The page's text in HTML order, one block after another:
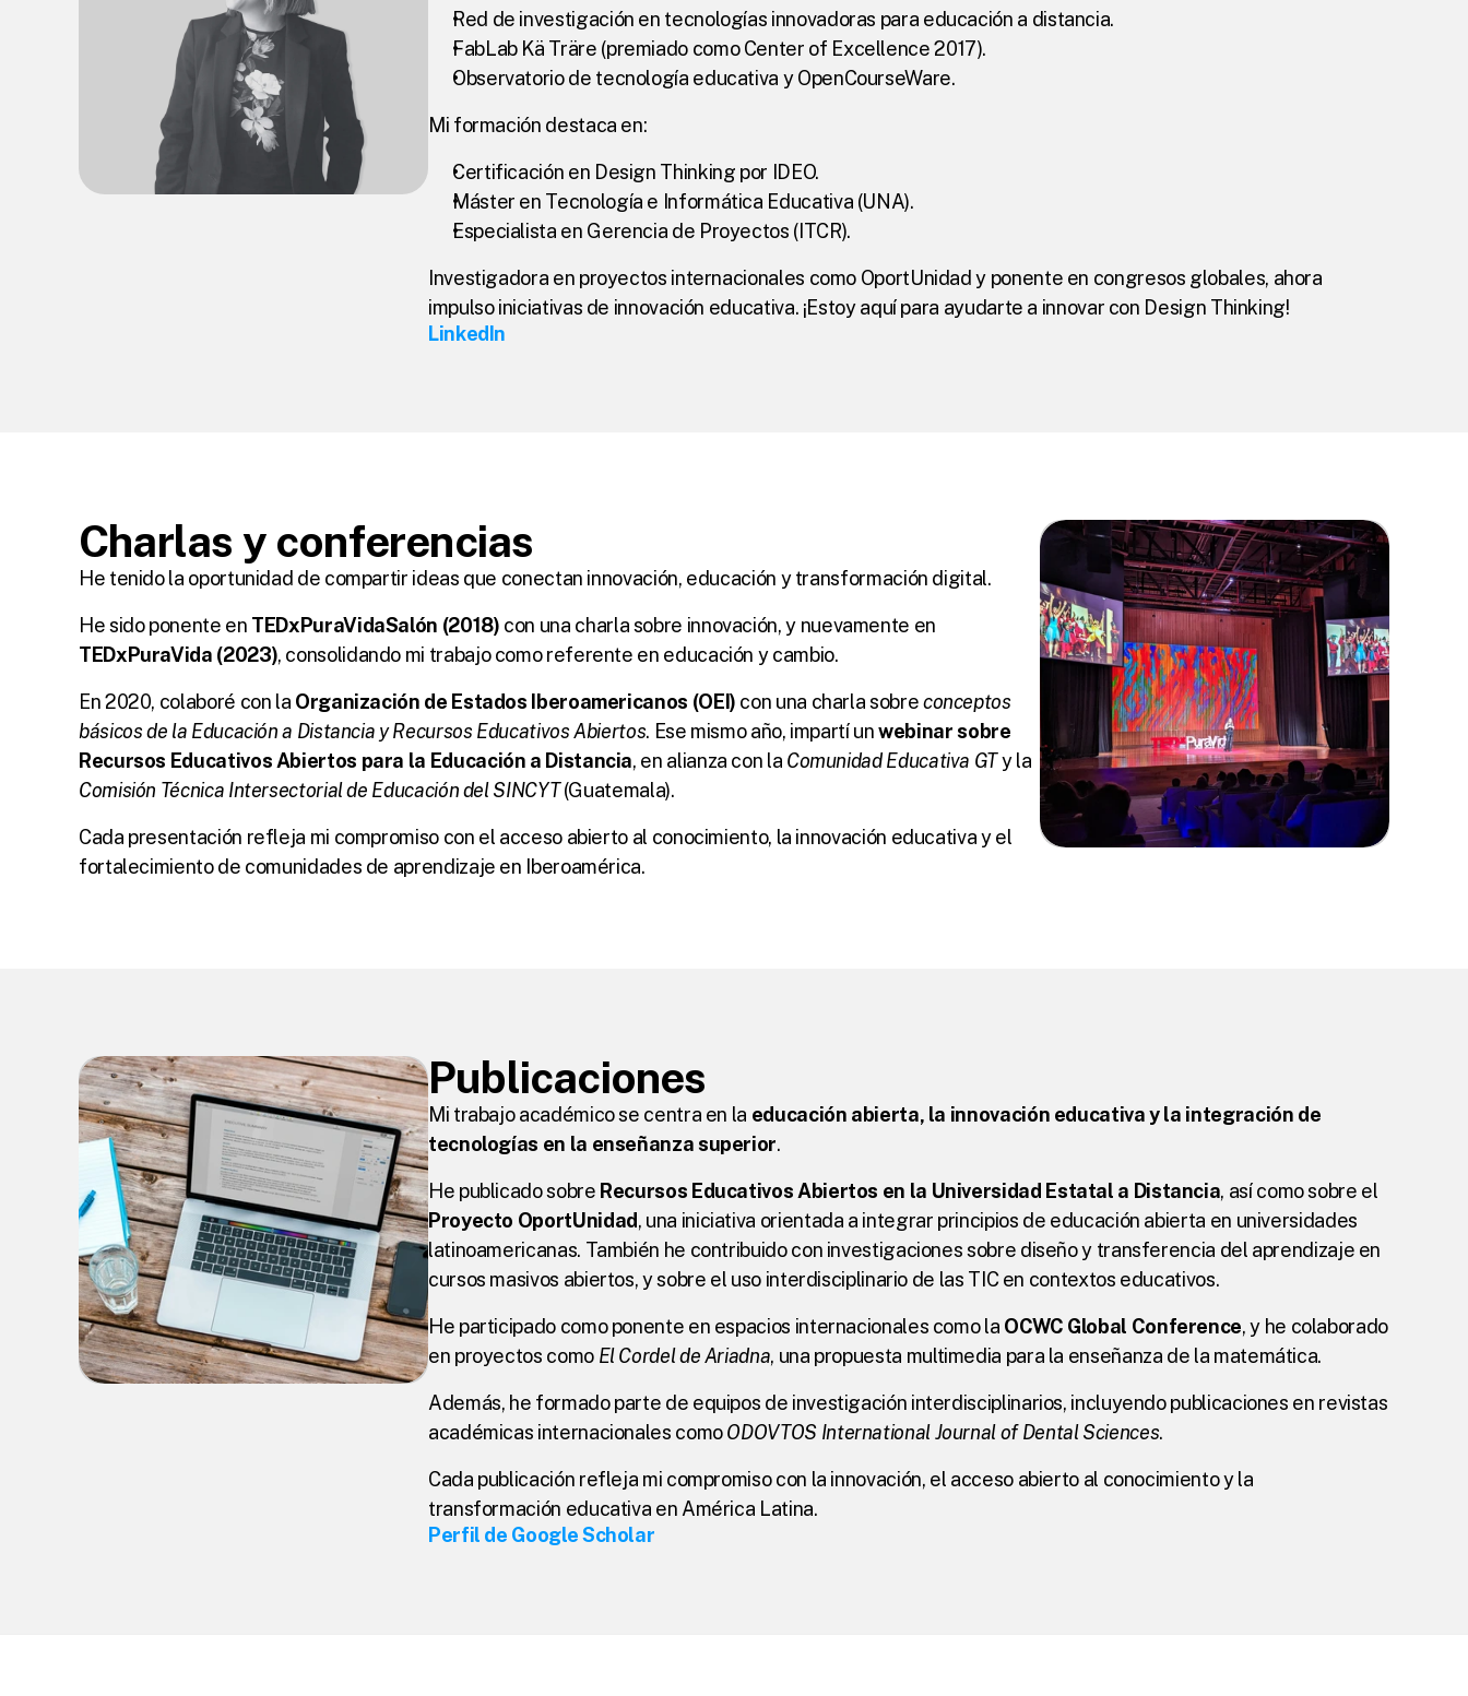
Red de investigación en tecnologías innovadoras para educación a distancia.
FabLab Kä Träre (premiado como Center of Excellence 2017).
Observatorio de tecnología educativa y OpenCourseWare.
Mi formación destaca en:
Certificación en Design Thinking por IDEO.
Máster en Tecnología e Informática Educativa (UNA).
Especialista en Gerencia de Proyectos (ITCR).
Investigadora en proyectos internacionales como OportUnidad y ponente en congresos globales, ahora
impulso iniciativas de innovación educativa. ¡Estoy aquí para ayudarte a innovar con Design Thinking!
LinkedIn
Charlas y conferencias
He tenido la oportunidad de compartir ideas que conectan innovación, educación y transformación digital.
He sido ponente en TEDxPuraVidaSalón (2018)
TEDxPuraVida (2023), consolidando mi trabajo como referente en educación y cambio.
En 2020, colaboré con la Organización de Estados Iberoamericanos (OEI) con una charla sobre conceptos
básicos de la Educación a Distancia y Recursos Educativos Abiertos. Ese mismo año, impartí un webinar sobre
Recursos Educativos Abiertos para la Educación a Distancia, en alianza con la Comunidad Educativa GT
Comisión Técnica Intersectorial de Educación del SINCYT (Guatemala).
Cada presentación refleja mi compromiso con el acceso abierto al conocimiento, la innovación educativa y el
fortalecimiento de comunidades de aprendizaje en Iberoamérica.
Publicaciones
Mi trabajo académico se centra en la educación abierta, la innovación educativa y la integración de
tecnologías en la enseñanza superior.
He publicado sobre Recursos Educativos Abiertos en la Universidad Estatal a Distancia
Proyecto OportUnidad, una iniciativa orientada a integrar principios de educación abierta en universidades
latinoamericanas. También he contribuido con investigaciones sobre diseño y transferencia del aprendizaje en
cursos masivos abiertos, y sobre el uso interdisciplinario de las TIC en contextos educativos.
He participado como ponente en espacios internacionales como la OCWC Global Conference, y he colaborado
en proyectos como El Cordel de Ariadna, una propuesta multimedia para la enseñanza de la matemática.
Además, he formado parte de equipos de investigación interdisciplinarios, incluyendo publicaciones en revistas
académicas internacionales como ODOVTOS International Journal of Dental Sciences.
Cada publicación refleja mi compromiso con la innovación, el acceso abierto al conocimiento y la
transformación educativa en América Latina.
Perfil de Google Scholar